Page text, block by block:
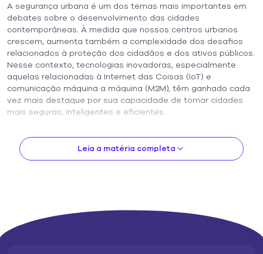
A segurança urbana é um dos temas mais importantes em
debates sobre o desenvolvimento das cidades
contemporâneas. À medida que nossos centros urbanos
crescem, aumenta também a complexidade dos desafios
relacionados à proteção dos cidadãos e dos ativos públicos.
Nesse contexto, tecnologias inovadoras, especialmente
aquelas relacionadas à Internet das Coisas (IoT) e
comunicação máquina a máquina (M2M), têm ganhado cada
vez mais destaque por sua capacidade de tornar cidades
mais seguras, inteligentes e eficientes.
tempo real, as soluções IoT na segurança urbana vêm
transformando rapidamente a maneira como os governos
benefícios e desafios relacionados a essa área.
Leia a matéria completa